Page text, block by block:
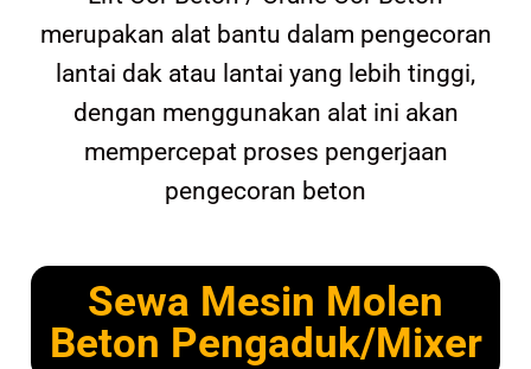
merupakan alat bantu dalam pengecoran
lantai dak atau lantai yang lebih tinggi,
dengan menggunakan alat ini akan
mempercepat proses pengerjaan
pengecoran beton
Sewa Mesin Molen
Beton Pengaduk/Mixer